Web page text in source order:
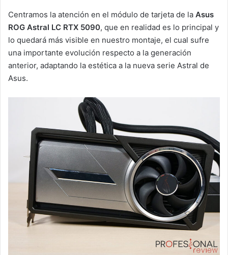
Centramos la atención en el módulo de tarjeta de la Asus
ROG Astral LC RTX 5090, que en realidad es lo principal y
lo quedará más visible en nuestro montaje, el cual sufre
una importante evolución respecto a la generación
anterior, adaptando la estética a la nueva serie Astral de
Asus.